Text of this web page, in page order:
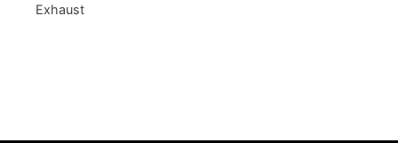
Exhaust